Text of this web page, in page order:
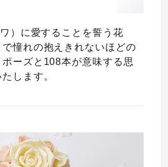
）に愛することを誓う花
憧れの抱えきれないほどの
ーズと108本が意味する思
します。